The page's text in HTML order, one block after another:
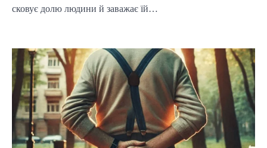
сковує долю людини й заважає їй…